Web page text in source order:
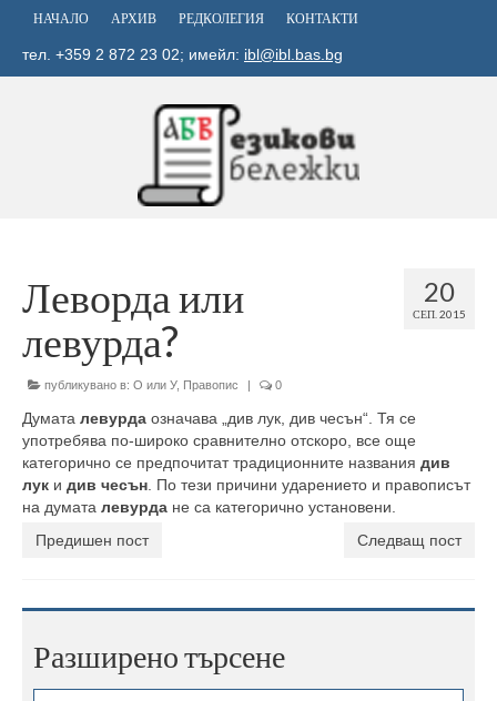
НАЧАЛО АРХИВ РЕДКОЛЕГИЯ КОНТАКТИ
тел. +359 2 872 23 02; имейл: ibl@ibl.bas.bg
20
СЕП. 2015
Леворда или
левурда?
публикувано в: О или У, Правопис | 0
Думата левурда означава „див лук, див чесън“. Тя се
употребява по-широко сравнително отскоро, все още
категорично се предпочитат традиционните названия див
лук и див чесън . По тези причини ударението и правописът
на думата левурда не са категорично установени.
Предишен пост
Следващ пост
Разширено търсене